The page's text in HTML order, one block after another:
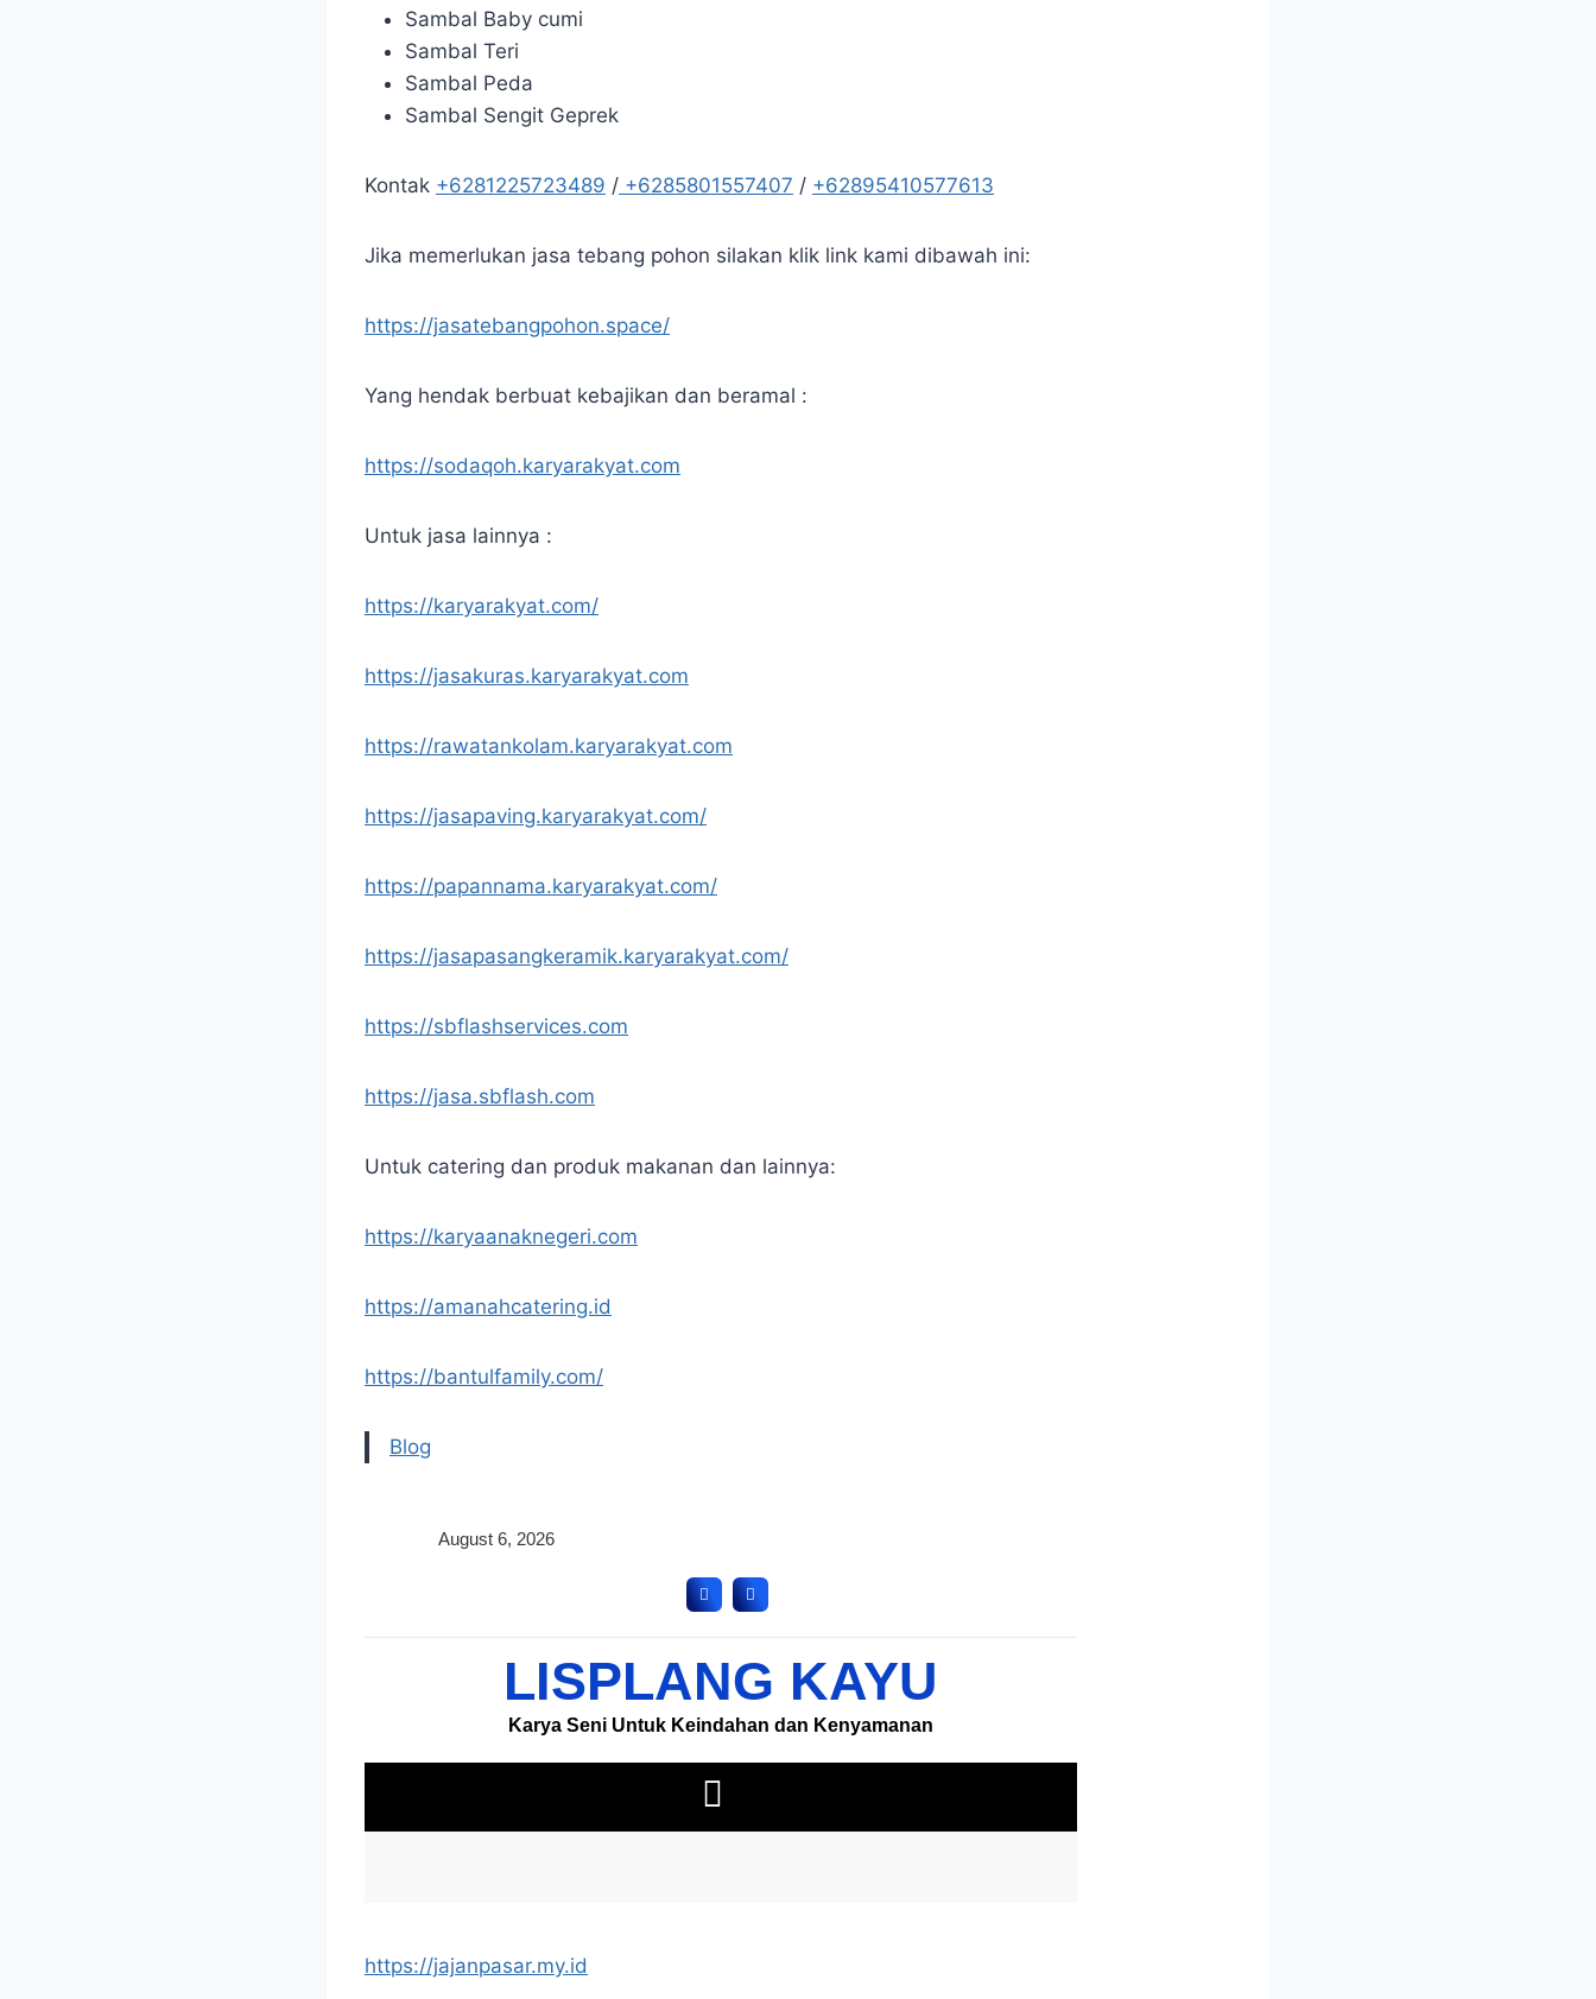
Sambal Baby cumi
Sambal Teri
Sambal Peda
Sambal Sengit Geprek
Kontak +6281225723489 / +6285801557407 / +62895410577613
Jika memerlukan jasa tebang pohon silakan klik link kami dibawah ini:
https://jasatebangpohon.space/
Yang hendak berbuat kebajikan dan beramal :
https://sodaqoh.karyarakyat.com
Untuk jasa lainnya :
https://karyarakyat.com/
https://jasakuras.karyarakyat.com
https://rawatankolam.karyarakyat.com
https://jasapaving.karyarakyat.com/
https://papannama.karyarakyat.com/
https://jasapasangkeramik.karyarakyat.com/
https://sbflashservices.com
https://jasa.sbflash.com
Untuk catering dan produk makanan dan lainnya:
https://karyaanaknegeri.com
https://amanahcatering.id
https://bantulfamily.com/
Blog
https://jajanpasar.my.id